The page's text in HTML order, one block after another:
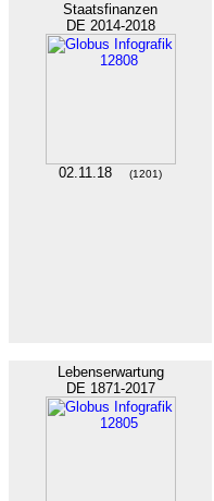
Staatsfinanzen
DE 2014-2018
02.11.18 (1201)
Lebenserwartung
DE 1871-2017